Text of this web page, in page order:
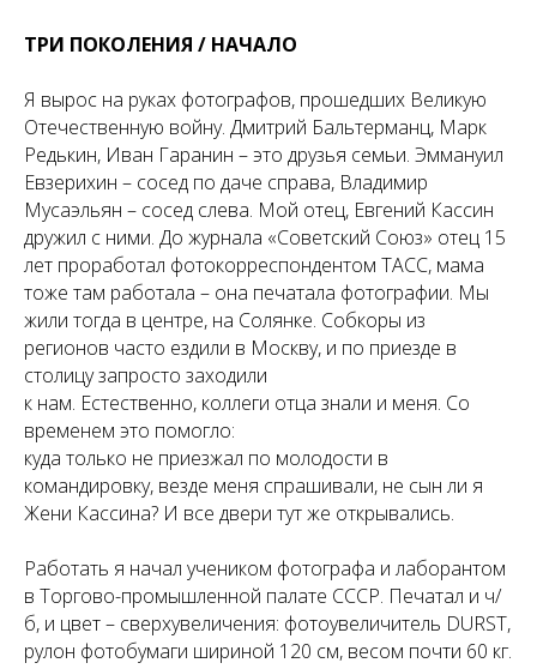
ТРИ ПОКОЛЕНИЯ / НАЧАЛО
Я вырос на руках фотографов, прошедших Великую
Отечественную войну. Дмитрий Бальтерманц, Марк
Редькин, Иван Гаранин – это друзья семьи. Эммануил
Евзерихин – сосед по даче справа, Владимир
Мусаэльян – сосед слева. Мой отец, Евгений Кассин
дружил с ними. До журнала «Советский Союз» отец 15
лет проработал фотокорреспондентом ТАСС, мама
тоже там работала – она печатала фотографии. Мы
жили тогда в центре, на Солянке. Собкоры из
регионов часто ездили в Москву, и по приезде в
столицу запросто заходили
к нам. Естественно, коллеги отца знали и меня. Со
временем это помогло:
куда только не приезжал по молодости в
командировку, везде меня спрашивали, не сын ли я
Жени Кассина? И все двери тут же открывались.
Работать я начал учеником фотографа и лаборантом
в Торгово-промышленной палате СССР. Печатал и ч/
б, и цвет – сверхувеличения: фотоувеличитель DURST,
рулон фотобумаги шириной 120 см, весом почти 60 кг.